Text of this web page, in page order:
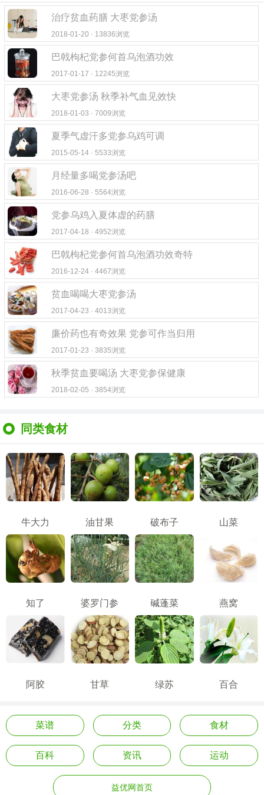
治疗贫血药膳 大枣党参汤
2018-01-20 · 13836浏览
巴戟枸杞党参何首乌泡酒功效
2017-01-17 · 12245浏览
大枣党参汤 秋季补气血见效快
2018-01-03 · 7009浏览
夏季气虚汗多党参乌鸡可调
2015-05-14 · 5533浏览
月经量多喝党参汤吧
2016-06-28 · 5564浏览
党参乌鸡入夏体虚的药膳
2017-04-18 · 4952浏览
巴戟枸杞党参何首乌泡酒功效奇特
2016-12-24 · 4467浏览
贫血喝喝大枣党参汤
2017-04-23 · 4013浏览
廉价药也有奇效果 党参可作当归用
2017-01-23 · 3835浏览
秋季贫血要喝汤 大枣党参保健康
2018-02-05 · 3854浏览
同类食材
牛大力 油甘果 破布子 山菜
知了 婆罗门参 碱蓬菜 燕窝
阿胶 甘草 绿苏 百合
菜谱 分类 食材
百科 资讯 运动
益优网首页